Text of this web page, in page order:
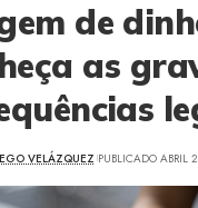
de
as
VELÁZQUEZ PUBLICADO ABRIL